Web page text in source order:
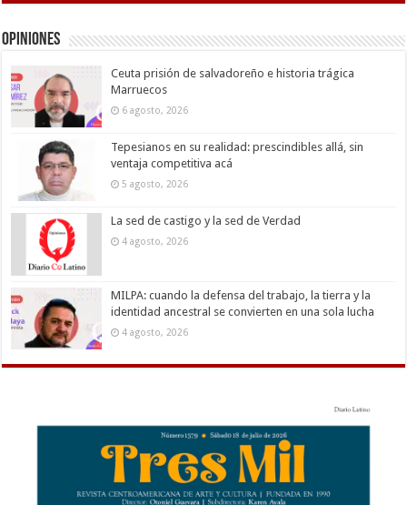
Opiniones
Ceuta prisión de salvadoreño e historia trágica
Marruecos
6 agosto, 2026
Tepesianos en su realidad: prescindibles allá, sin
ventaja competitiva acá
5 agosto, 2026
La sed de castigo y la sed de Verdad
4 agosto, 2026
MILPA: cuando la defensa del trabajo, la tierra y la
identidad ancestral se convierten en una sola lucha
4 agosto, 2026